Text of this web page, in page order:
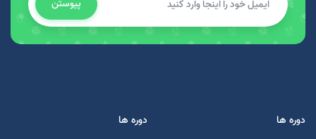
پیوستن
دوره ها دوره ها